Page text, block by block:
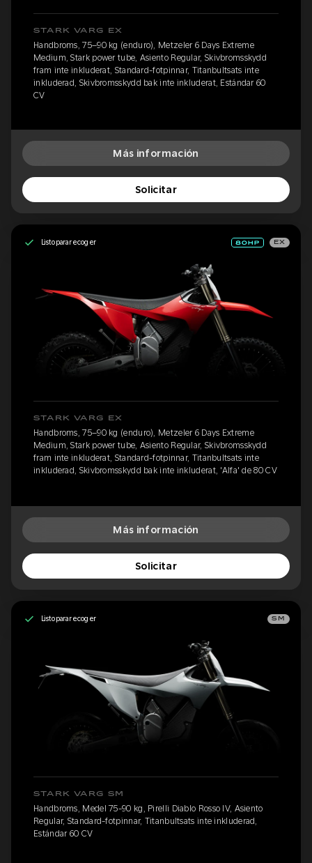
STARK VARG EX
Handbroms, 75–90 kg (enduro), Metzeler 6 Days Extreme
Medium, Stark power tube, Asiento Regular, Skivbromsskydd
fram inte inkluderat, Standard-fotpinnar, Titanbultsats inte
inkluderad, Skivbromsskydd bak inte inkluderat, Estándar 60
CV
Más información
Solicitar
Listo para recoger EX
STARK VARG EX
Handbroms, 75–90 kg (enduro), Metzeler 6 Days Extreme
Medium, Stark power tube, Asiento Regular, Skivbromsskydd
fram inte inkluderat, Standard-fotpinnar, Titanbultsats inte
inkluderad, Skivbromsskydd bak inte inkluderat, 'Alfa' de 80 CV
Más información
Solicitar
Listo para recoger SM
STARK VARG SM
Handbroms, Medel 75-90 kg, Pirelli Diablo Rosso IV, Asiento
Regular, Standard-fotpinnar, Titanbultsats inte inkluderad,
Estándar 60 CV